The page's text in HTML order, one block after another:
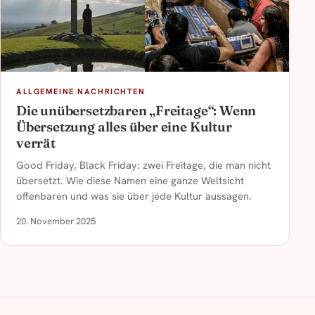
ALLGEMEINE NACHRICHTEN
Die unübersetzbaren „Freitage“: Wenn
Übersetzung alles über eine Kultur
verrät
Good Friday, Black Friday: zwei Freitage, die man nicht
übersetzt. Wie diese Namen eine ganze Weltsicht
offenbaren und was sie über jede Kultur aussagen.
20. November 2025